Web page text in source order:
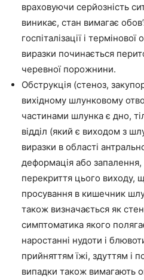
враховуючи серйозність
виникає, стан вимагає
госпіталізації і
виразки починається
черевної порожнини.
Обструкція (стеноз,
вихідному шлунковому
частинами шлунка є дно,
відділ (який є виходом з
виразки в області
деформація або запалення,
перекриття цього виходу,
просування в кишечник
також визначається як
симптоматика якого
наростанні нудоти і
прийняттям їжі, здуттям і
випадки також вимагають